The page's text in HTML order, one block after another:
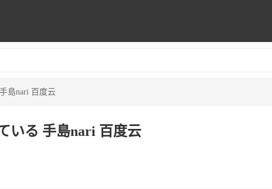
島nari 百度云
いる 手島nari 百度云